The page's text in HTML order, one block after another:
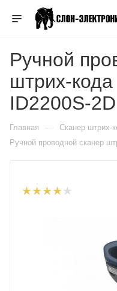
Ручной
штрих-
ID2200S-2D
Главная — Сканер штрих-
Ручной проводной сканер